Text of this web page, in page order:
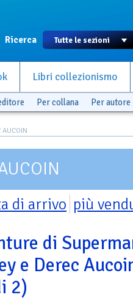
Ricerca
Libri collezionismo
Per collana Per autore
AUCOIN
di arrivo più
di
e Derec
2)